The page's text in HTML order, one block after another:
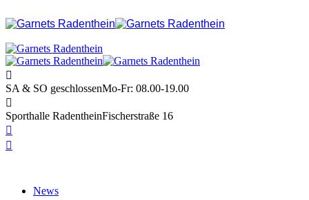
SA & SO geschlossenMo-Fr: 08.00-19.00
Sporthalle RadentheinFischerstraße 16
News